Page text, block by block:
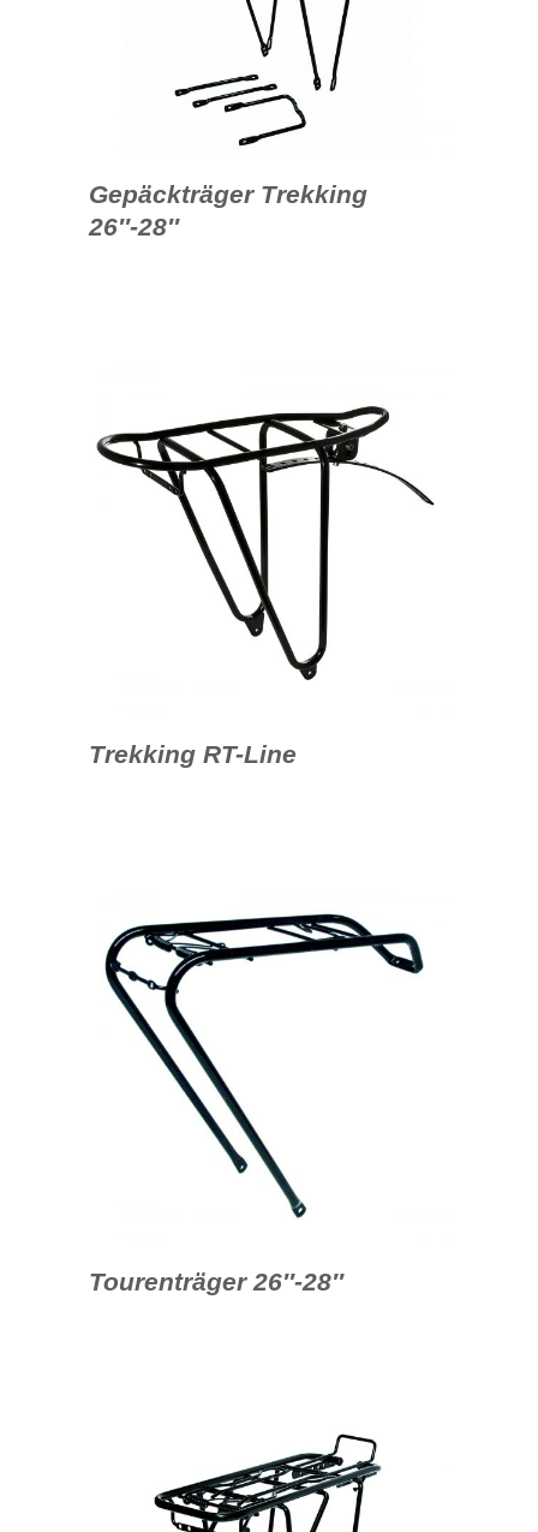
Gepäckträger Trekking
26″-28″
Trekking RT-Line
Tourenträger 26″-28″